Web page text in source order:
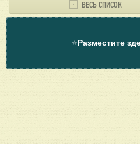
ВЕСЬ СПИСОК
⭐Разместите